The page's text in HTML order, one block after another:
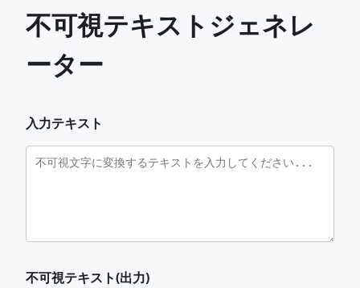
不可視テキストジェネレ
ーター
入力テキスト
不可視テキスト(出力)